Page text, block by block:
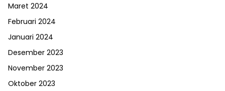
Maret 2024
Februari 2024
Januari 2024
Desember 2023
November 2023
Oktober 2023